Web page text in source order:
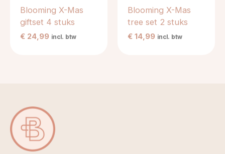
Blooming X-Mas
giftset 4 stuks
€24,99 incl. btw
Blooming X-Mas
tree set 2 stuks
€14,99 incl. btw